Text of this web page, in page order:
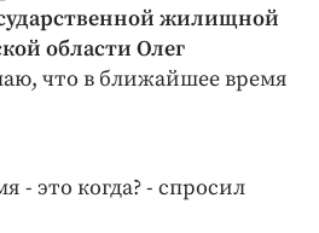
жилищной
области Олег
что в ближайшее время
- это когда? - спросил